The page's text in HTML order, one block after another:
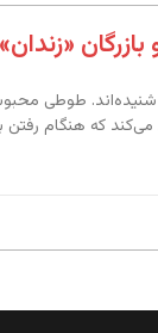
«زندان»
شنیده‌اند. طوطی
می‌کند که هنگام رفتن